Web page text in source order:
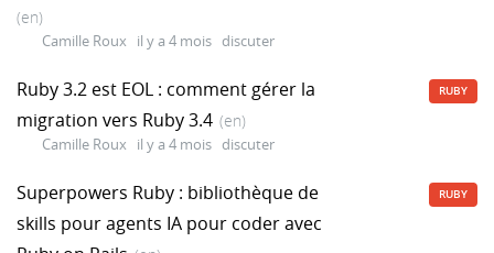
(en)
Camille Roux il y a 4 mois discuter
Ruby 3.2 est EOL : comment gérer la
migration vers Ruby 3.4 (en)
Camille Roux il y a 4 mois discuter
RUBY
Superpowers Ruby : bibliothèque de
skills pour agents IA pour coder avec
RUBY